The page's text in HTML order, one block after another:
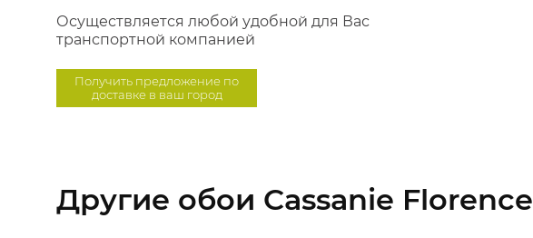
Осуществляется любой удобной для Вас
транспортной компанией
Получить предложение по
доставке в ваш город
Другие обои Cassanie Florence